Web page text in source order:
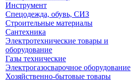
Инструмент
Спецодежда, обувь, СИЗ
Строительные материалы
Сантехника
Электротехнические товары и
оборудование
Газы технические
Электрогазосварочное оборудование
Хозяйственно-бытовые товары